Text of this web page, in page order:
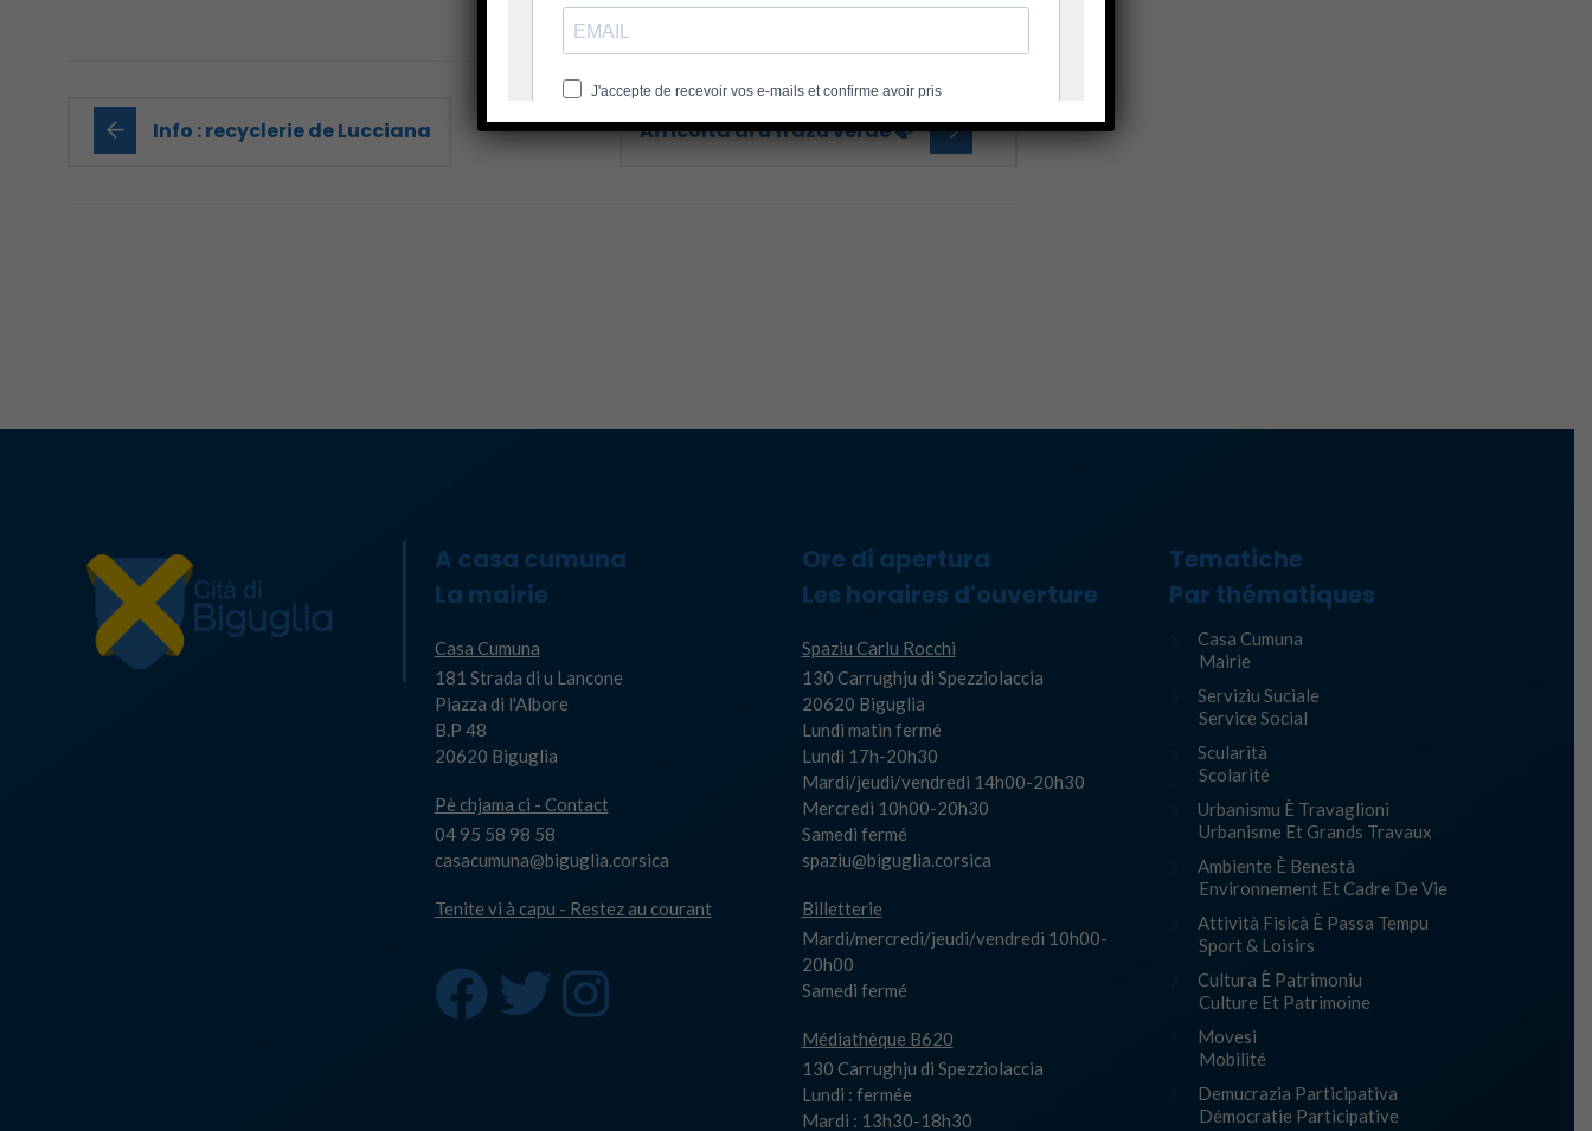
Info : recyclerie de Lucciana Arricolta di u frazu verde 🍃
A casa cumuna
La mairie
Casa Cumuna
181 Strada di u Lancone
Piazza di l'Albore
B.P 48
20620 Biguglia
Pè chjama ci - Contact
04 95 58 98 58
casacumuna@biguglia.corsica
Tenite vi à capu - Restez au courant
Ore di apertura
Les horaires d'ouverture
Spaziu Carlu Rocchi
130 Carrughju di Spezziolaccia
20620 Biguglia
Lundi matin fermé
Lundi 17h-20h30
Mardi/jeudi/vendredi 14h00-20h30
Mercredi 10h00-20h30
Samedi fermé
spaziu@biguglia.corsica
Billetterie
Mardi/mercredi/jeudi/vendredi 10h00-
20h00
Samedi fermé
Médiathèque B620
130 Carrughju di Spezziolaccia
Lundi : fermée
Mardi : 13h30-18h30
Tematiche
Par thématiques
Casa Cumuna
Mairie
Serviziu Suciale
Service Social
Scularità
Scolarité
Urbanismu È Travaglioni
Urbanisme Et Grands Travaux
Ambiente È Benestà
Environnement Et Cadre De Vie
Attività Fisicà È Passa Tempu
Sport & Loisirs
Cultura È Patrimoniu
Culture Et Patrimoine
Movesi
Mobilité
Demucrazia Participativa
Démocratie Participative